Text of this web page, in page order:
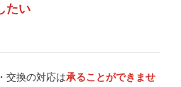
たい
交換の対応は承ることができませ